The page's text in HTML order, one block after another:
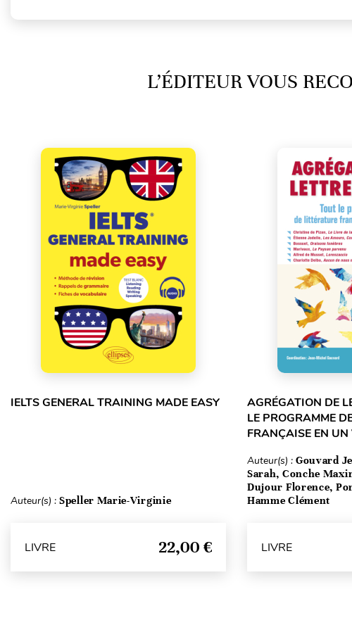
L’ÉDITEUR VOUS
IELTS GENERAL TRAINING MADE EASY
Auteur(s) : Speller Marie-Virginie
LIVRE 22,00 €
AGRÉGATION DE
LE PROGRAMME
FRANÇAISE EN UN
Auteur(s) : Gouvard
Sarah, Conche
Dujour Florence,
Hamme Clément
LIVRE